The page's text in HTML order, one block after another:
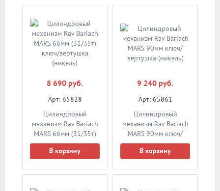
8 690 руб.
Арт: 65828
Цилиндровый
механизм Rav Bariach
MARS 66мм (31/35т)
ключ/вертушка
(никель)
В корзину
9 240 руб.
Арт: 65861
Цилиндровый
механизм Rav Bariach
MARS 90мм ключ/
вертушка (никель)
В корзину